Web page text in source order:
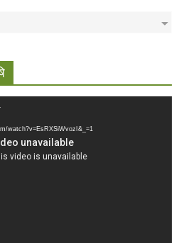
watch?v=EsRXSiWvozI&_=1